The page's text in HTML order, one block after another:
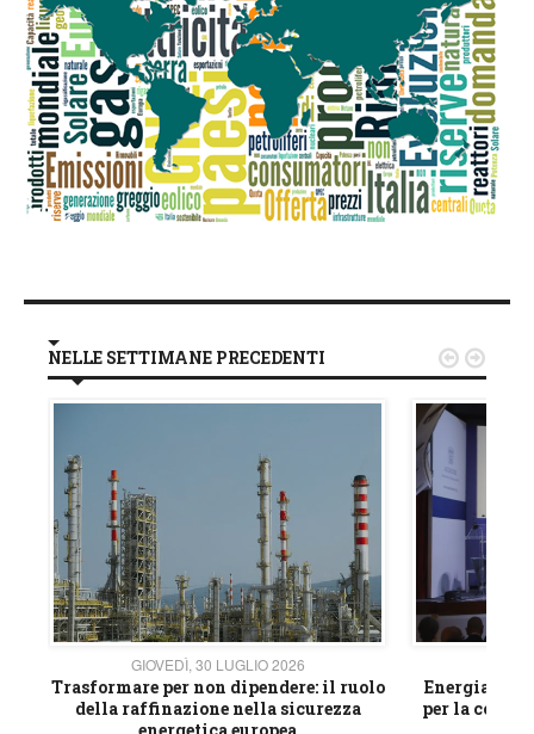
NELLE SETTIMANE PRECEDENTI
GIOVEDÌ, 30 LUGLIO 2026
Trasformare per non dipendere: il ruolo
della raffinazione nella sicurezza
Energia e
per la
 